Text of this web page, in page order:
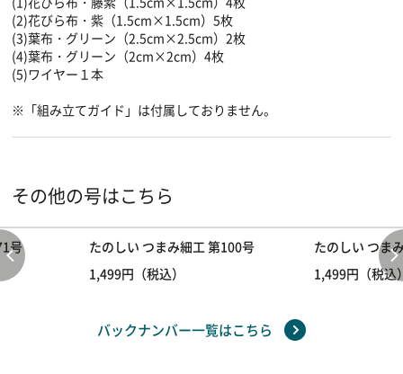
(2)花びら布・紫（1.5cm×1.5cm）5枚
(3)葉布・グリーン（2.5cm×2.5cm）2枚
(4)葉布・グリーン（2cm×2cm）4枚
(5)ワイヤー１本
※「組み立てガイド」は付属しておりません。
その他の号はこちら
号
たのしい つまみ細工 第100号
1,499円（税込）
たのしい つま
1,499円（税込
バックナンバー一覧はこちら